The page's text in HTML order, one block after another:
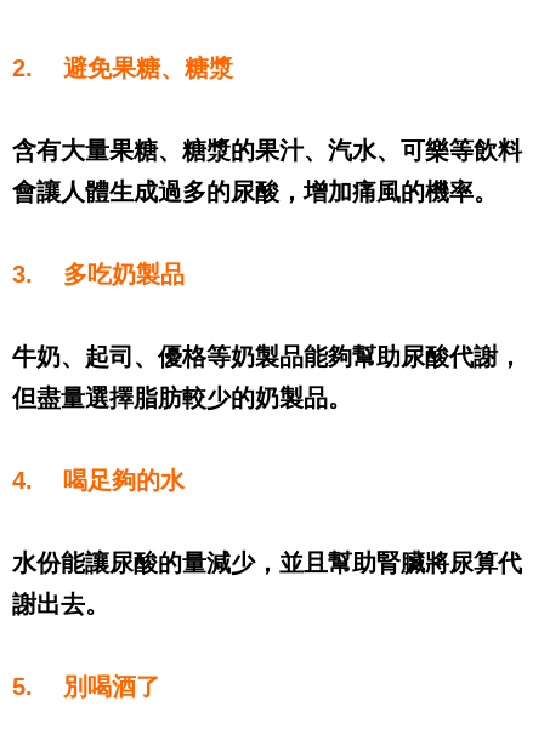
2. 避免果糖、糖漿
含有大量果糖、糖漿的果汁、汽水、可樂等飲料
會讓人體生成過多的尿酸，增加痛風的機率。
3. 多吃奶製品
牛奶、起司、優格等奶製品能夠幫助尿酸代謝，
但盡量選擇脂肪較少的奶製品。
4. 喝足夠的水
水份能讓尿酸的量減少，並且幫助腎臟將尿算代
謝出去。
5. 別喝酒了